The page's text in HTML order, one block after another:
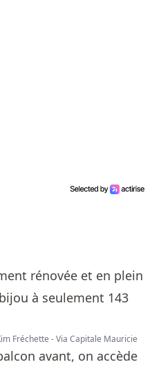
Fréchette - Via Capitale Mauricie
avant, on accède